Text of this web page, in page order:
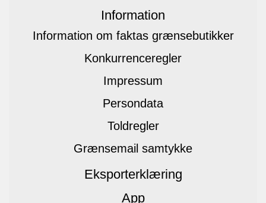
Information
Information om faktas grænsebutikker
Konkurrenceregler
Impressum
Persondata
Toldregler
Grænsemail samtykke
Eksporterklæring
App